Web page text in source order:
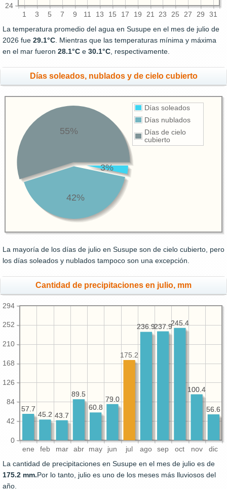
1 3 5 7 9 11 13 15 17 19 21 23 25 27 29 31
24
La temperatura promedio del agua en Susupe en el mes de julio de
2026 fue 29.1°C . Mientras que las temperaturas mínima y máxima
en el mar fueron 28.1°C e 30.1°C , respectivamente.
Días soleados, nublados y de cielo cubierto
Días soleados
Días nublados
Días de cielo
cubierto
3%
42%
55%
La mayoría de los días de julio en Susupe son de cielo cubierto, pero
los días soleados y nublados tampoco son una excepción.
Cantidad de precipitaciones en julio, mm
ene feb mar abr may jun jul ago sep oct nov dic
0
42
84
126
168
210
252
294
56.6
100.4
245.4
237.9
236.9
79.0
60.8
89.5
43.7
45.2
57.7 56.6
100.4
245.4
237.9
236.9
175.2
79.0
60.8
89.5
43.7
45.2
57.7
La cantidad de precipitaciones en Susupe en el mes de julio es de
175.2 mm.Por lo tanto, julio es uno de los meses más lluviosos del
año.